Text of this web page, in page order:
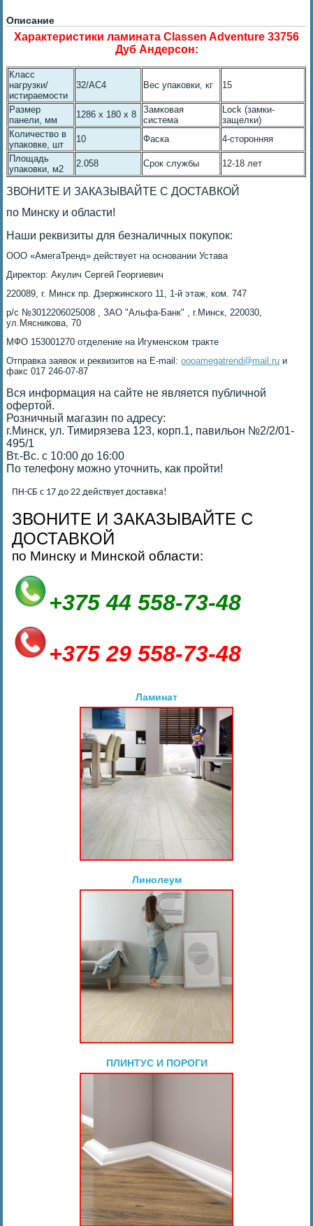
Описание
Характеристики ламината Classen Adventure 33756
Дуб Андерсон:
Класс
нагрузки/
истираемости
32/AC4 Вес упаковки, кг 15
Размер
панели, мм
1286 x 180 x 8
Замковая
система
Lock (замки-
защелки)
Количество в
упаковке, шт
10 Фаска
4-сторонняя
Площадь
упаковки, м2
2.058 Срок службы 12-18 лет
ЗВОНИТЕ И ЗАКАЗЫВАЙТЕ С ДОСТАВКОЙ
по Минску и области!
Наши реквизиты для безналичных покупок:
ОOO «АмегаТренд» действует на основании Устава
Директор: Акулич Сергей Георгиевич
220089, г. Минск пр. Дзержинского 11, 1-й этаж, ком. 747
р/с №3012206025008 , ЗАО "Альфа-Банк" , г.Минск, 220030,
ул.Мясникова, 70
МФО 153001270 отделение на Игуменском тракте
Отправка заявок и реквизитов на E-mail:oooamegatrend@mail.ru и
факс 017 246-07-87
Вся информация на сайте не является публичной
офертой.
Розничный магазин по адресу:
г.Минск, ул. Тимирязева 123, корп.1, павильон №2/2/01-
495/1
Вт.-Вс. с 10:00 до 16:00
По телефону можно уточнить, как пройти!
ПН-СБ с 17 до 22 действует доставка!
ЗВОНИТЕ И ЗАКАЗЫВАЙТЕ С
ДОСТАВКОЙ
по Минску и Минской области:
+375 44 558-73-48
+375 29 558-73-48
Ламинат
Линолеум
ПЛИНТУС И ПОРОГИ